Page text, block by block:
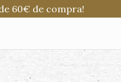
60€ de compra!